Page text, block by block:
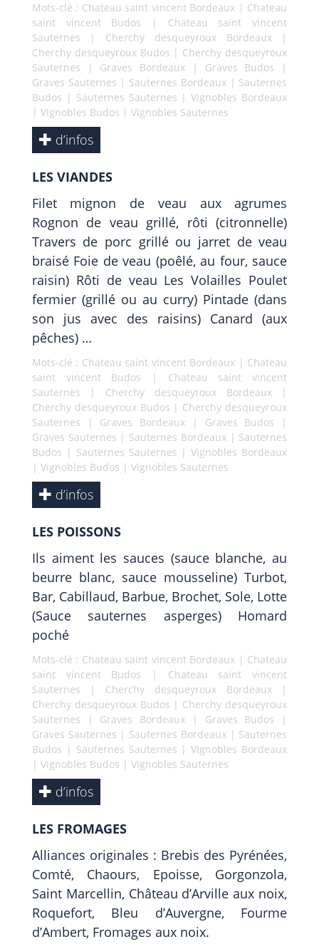
Mots-clé : Chateau saint vincent Bordeaux | Chateau
saint vincent Budos | Chateau saint vincent
Sauternes | Cherchy desqueyroux Bordeaux|
Cherchy desqueyroux Budos | Cherchy desqueyroux
Sauternes | Graves Bordeaux | Graves Budos |
Graves Sauternes | Sauternes Bordeaux| Sauternes
Budos | Sauternes Sauternes |Vignobles Bordeaux
| Vignobles Budos | Vignobles Sauternes
d’infos
LES VIANDES
Filet mignon de veau aux agrumes
Rognon de veau grillé, rôti (citronnelle)
Travers de porc grillé ou jarret de veau
braisé Foie de veau (poêlé, au four, sauce
raisin) Rôti de veau Les Volailles Poulet
fermier (grillé ou au curry) Pintade (dans
son jus avec des raisins) Canard (aux
pêches) …
Mots-clé : Chateau saint vincent Bordeaux | Chateau
saint vincent Budos | Chateau saint vincent
Sauternes | Cherchy desqueyroux Bordeaux|
Cherchy desqueyroux Budos | Cherchy desqueyroux
Sauternes | Graves Bordeaux | Graves Budos |
Graves Sauternes | Sauternes Bordeaux| Sauternes
Budos | Sauternes Sauternes |Vignobles Bordeaux
| Vignobles Budos | Vignobles Sauternes
d’infos
LES POISSONS
Ils aiment les sauces (sauce blanche, au
beurre blanc, sauce mousseline) Turbot,
Bar, Cabillaud, Barbue, Brochet, Sole, Lotte
(Sauce sauternes asperges) Homard
poché
Mots-clé : Chateau saint vincent Bordeaux | Chateau
saint vincent Budos | Chateau saint vincent
Sauternes | Cherchy desqueyroux Bordeaux|
Cherchy desqueyroux Budos | Cherchy desqueyroux
Sauternes | Graves Bordeaux | Graves Budos |
Graves Sauternes | Sauternes Bordeaux| Sauternes
Budos | Sauternes Sauternes |Vignobles Bordeaux
| Vignobles Budos | Vignobles Sauternes
d’infos
LES FROMAGES
Alliances originales : Brebis des Pyrénées,
Comté, Chaours, Epoisse, Gorgonzola,
Saint Marcellin, Château d’Arville aux noix,
Roquefort, Bleu d’Auvergne, Fourme
d’Ambert, Fromages aux noix.